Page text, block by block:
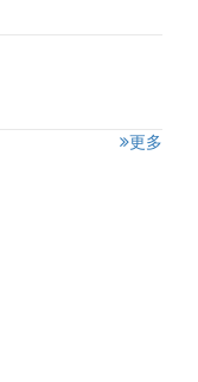
更多